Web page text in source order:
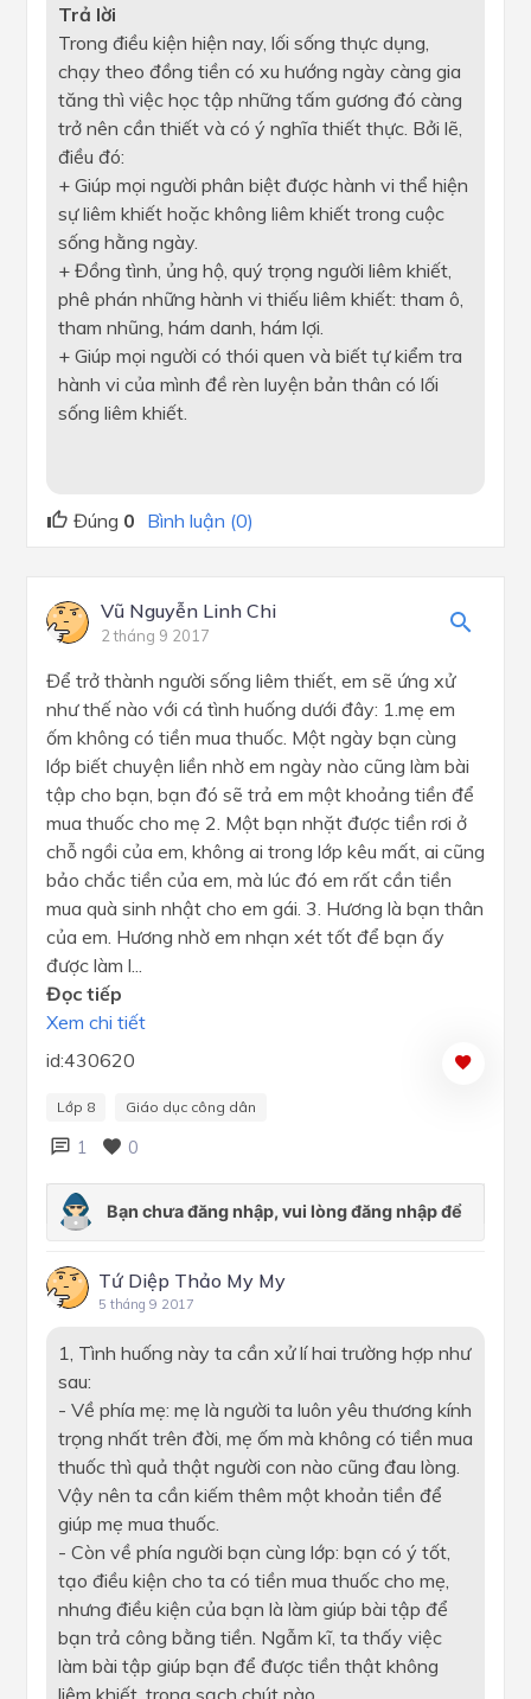
Trả lời
Trong điều kiện hiện nay, lối sống thực dụng,
chạy theo đồng tiền có xu hướng ngày càng gia
tăng thì việc học tập những tấm gương đó càng
trở nên cần thiết và có ý nghĩa thiết thực. Bởi lẽ,
điều đó:
+ Giúp mọi người phân biệt được hành vi thể hiện
sự liêm khiết hoặc không liêm khiết trong cuộc
sống hằng ngày.
+ Đồng tình, ủng hộ, quý trọng người liêm khiết,
phê phán những hành vi thiếu liêm khiết: tham ô,
tham nhũng, hám danh, hám lợi.
+ Giúp mọi người có thói quen và biết tự kiểm tra
hành vi của mình đề rèn luyện bản thân có lối
sống liêm khiết.
Đúng 0 Bình luận (0)
Vũ Nguyễn Linh Chi
2 tháng 9 2017
Để trở thành người sống liêm thiết, em sẽ ứng xử
như thế nào với cá tình huống dưới đây: 1.mẹ em
ốm không có tiền mua thuốc. Một ngày bạn cùng
lớp biết chuyện liền nhờ em ngày nào cũng làm bài
tập cho bạn, bạn đó sẽ trả em một khoảng tiền để
mua thuốc cho mẹ 2. Một bạn nhặt được tiền rơi ở
chỗ ngồi của em, không ai trong lớp kêu mất, ai cũng
bảo chắc tiền của em, mà lúc đó em rất cần tiền
mua quà sinh nhật cho em gái. 3. Hương là bạn thân
của em. Hương nhờ em nhạn xét tốt để bạn ấy
được làm l...
Đọc tiếp
Xem chi tiết
id:430620
Lớp 8 Giáo dục công dân
1 0
Tứ Diệp Thảo My My
5 tháng 9 2017
1, Tình huống này ta cần xử lí hai trường hợp như
sau:
- Về phía mẹ: mẹ là người ta luôn yêu thương kính
trọng nhất trên đời, mẹ ốm mà không có tiền mua
thuốc thì quả thật người con nào cũng đau lòng.
Vậy nên ta cần kiếm thêm một khoản tiền để
giúp mẹ mua thuốc.
- Còn về phía người bạn cùng lớp: bạn có ý tốt,
tạo điều kiện cho ta có tiền mua thuốc cho mẹ,
nhưng điều kiện của bạn là làm giúp bài tập để
bạn trả công bằng tiền. Ngẫm kĩ, ta thấy việc
làm bài tập giúp bạn để được tiền thật không